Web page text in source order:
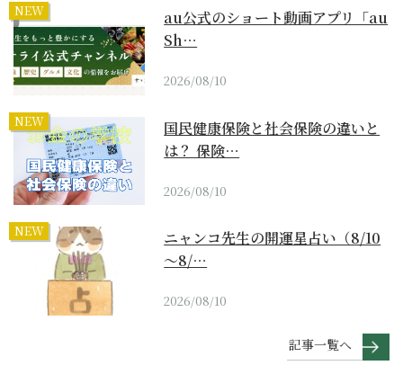
NEW
au公式のショート動画アプリ「au
Sh…
2026/08/10
NEW
国民健康保険と社会保険の違いと
は？ 保険…
2026/08/10
NEW
ニャンコ先生の開運星占い（8/10
～8/…
2026/08/10
記事一覧へ